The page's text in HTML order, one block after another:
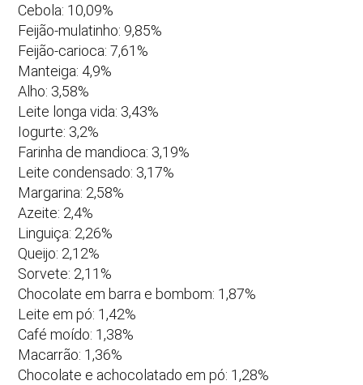
Cebola: 10,09%
Feijão-mulatinho: 9,85%
Feijão-carioca: 7,61%
Manteiga: 4,9%
Alho: 3,58%
Leite longa vida: 3,43%
Iogurte: 3,2%
Farinha de mandioca: 3,19%
Leite condensado: 3,17%
Margarina: 2,58%
Azeite: 2,4%
Linguiça: 2,26%
Queijo: 2,12%
Sorvete: 2,11%
Chocolate em barra e bombom: 1,87%
Leite em pó: 1,42%
Café moído: 1,38%
Macarrão: 1,36%
Chocolate e achocolatado em pó: 1,28%